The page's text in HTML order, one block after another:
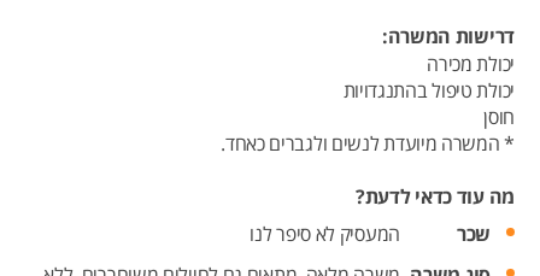
דרישות המשרה:
יכולת מכירה
יכולת טיפול בהתנגדויות
חוסן
* המשרה מיועדת לנשים ולגברים כאחד.
מה עוד כדאי לדעת?
שכר
המעסיק לא סיפר לנו